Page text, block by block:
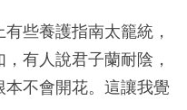
些養護指南太籠統，
有人說君子蘭耐陰，
不會開花。這讓我覺